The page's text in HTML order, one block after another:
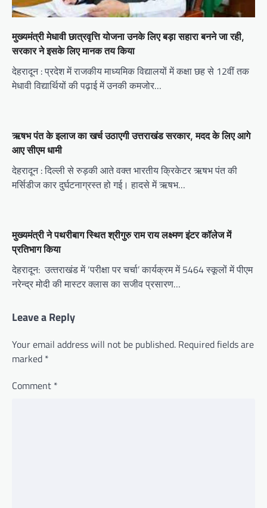
मुख्यमंत्री मेधावी छात्रवृत्ति योजना उनके लिए बड़ा सहारा बनने जा रही,
सरकार ने इसके लिए मानक तय किया
देहरादून : प्रदेश में राजकीय माध्यमिक विद्यालयों में कक्षा छह से 12वीं तक
मेधावी विद्यार्थियों की पढ़ाई में उनकी कमजोर…
ऋषभ पंत के इलाज का खर्च उठाएगी उत्तराखंड सरकार, मदद के लिए आगे
आए सीएम धामी
देहरादून : दिल्‍ली से रुड़की आते वक्‍त भारतीय क्रिकेटर ऋषभ पंत की
मर्सिडीज कार दुर्घटनाग्रस्‍त हो गई। हादसे में ऋषभ…
मुख्यमंत्री ने पथरीबाग स्थित श्रीगुरु राम राय लक्ष्मण इंटर कॉलेज में
प्रतिभाग किया
देहरादून: उत्‍तराखंड में ‘परीक्षा पर चर्चा’ कार्यक्रम में 5464 स्कूलों में पीएम
नरेन्‍द्र मोदी की मास्टर क्लास का सजीव प्रसारण…
Leave a Reply
Your email address will not be published. Required fields are
marked *
Comment *